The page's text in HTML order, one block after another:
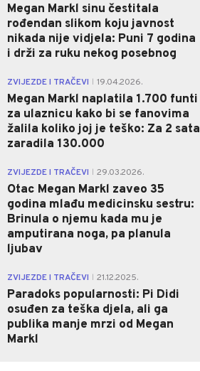
Megan Markl sinu čestitala
rođendan slikom koju javnost
nikada nije vidjela: Puni 7 godina
i drži za ruku nekog posebnog
ZVIJEZDE I TRAČEVI 19.04.2026.
Megan Markl naplatila 1.700 funti
za ulaznicu kako bi se fanovima
žalila koliko joj je teško: Za 2 sata
zaradila 130.000
ZVIJEZDE I TRAČEVI 29.03.2026.
Otac Megan Markl zaveo 35
godina mlađu medicinsku sestru:
Brinula o njemu kada mu je
amputirana noga, pa planula
ljubav
ZVIJEZDE I TRAČEVI 21.12.2025.
Paradoks popularnosti: Pi Didi
osuđen za teška djela, ali ga
publika manje mrzi od Megan
Markl